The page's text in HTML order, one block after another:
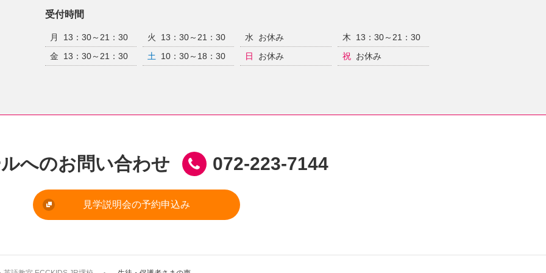
受付時間
月 13：30～21：30 火 13：30～21：30 水 お休み 木
13：30～21：30
金
13：30～21：30 土 10：30～18：30 日 お休み 祝 お休み
へのお問い合わせ 072-223-7144
見学説明会の予約申込み